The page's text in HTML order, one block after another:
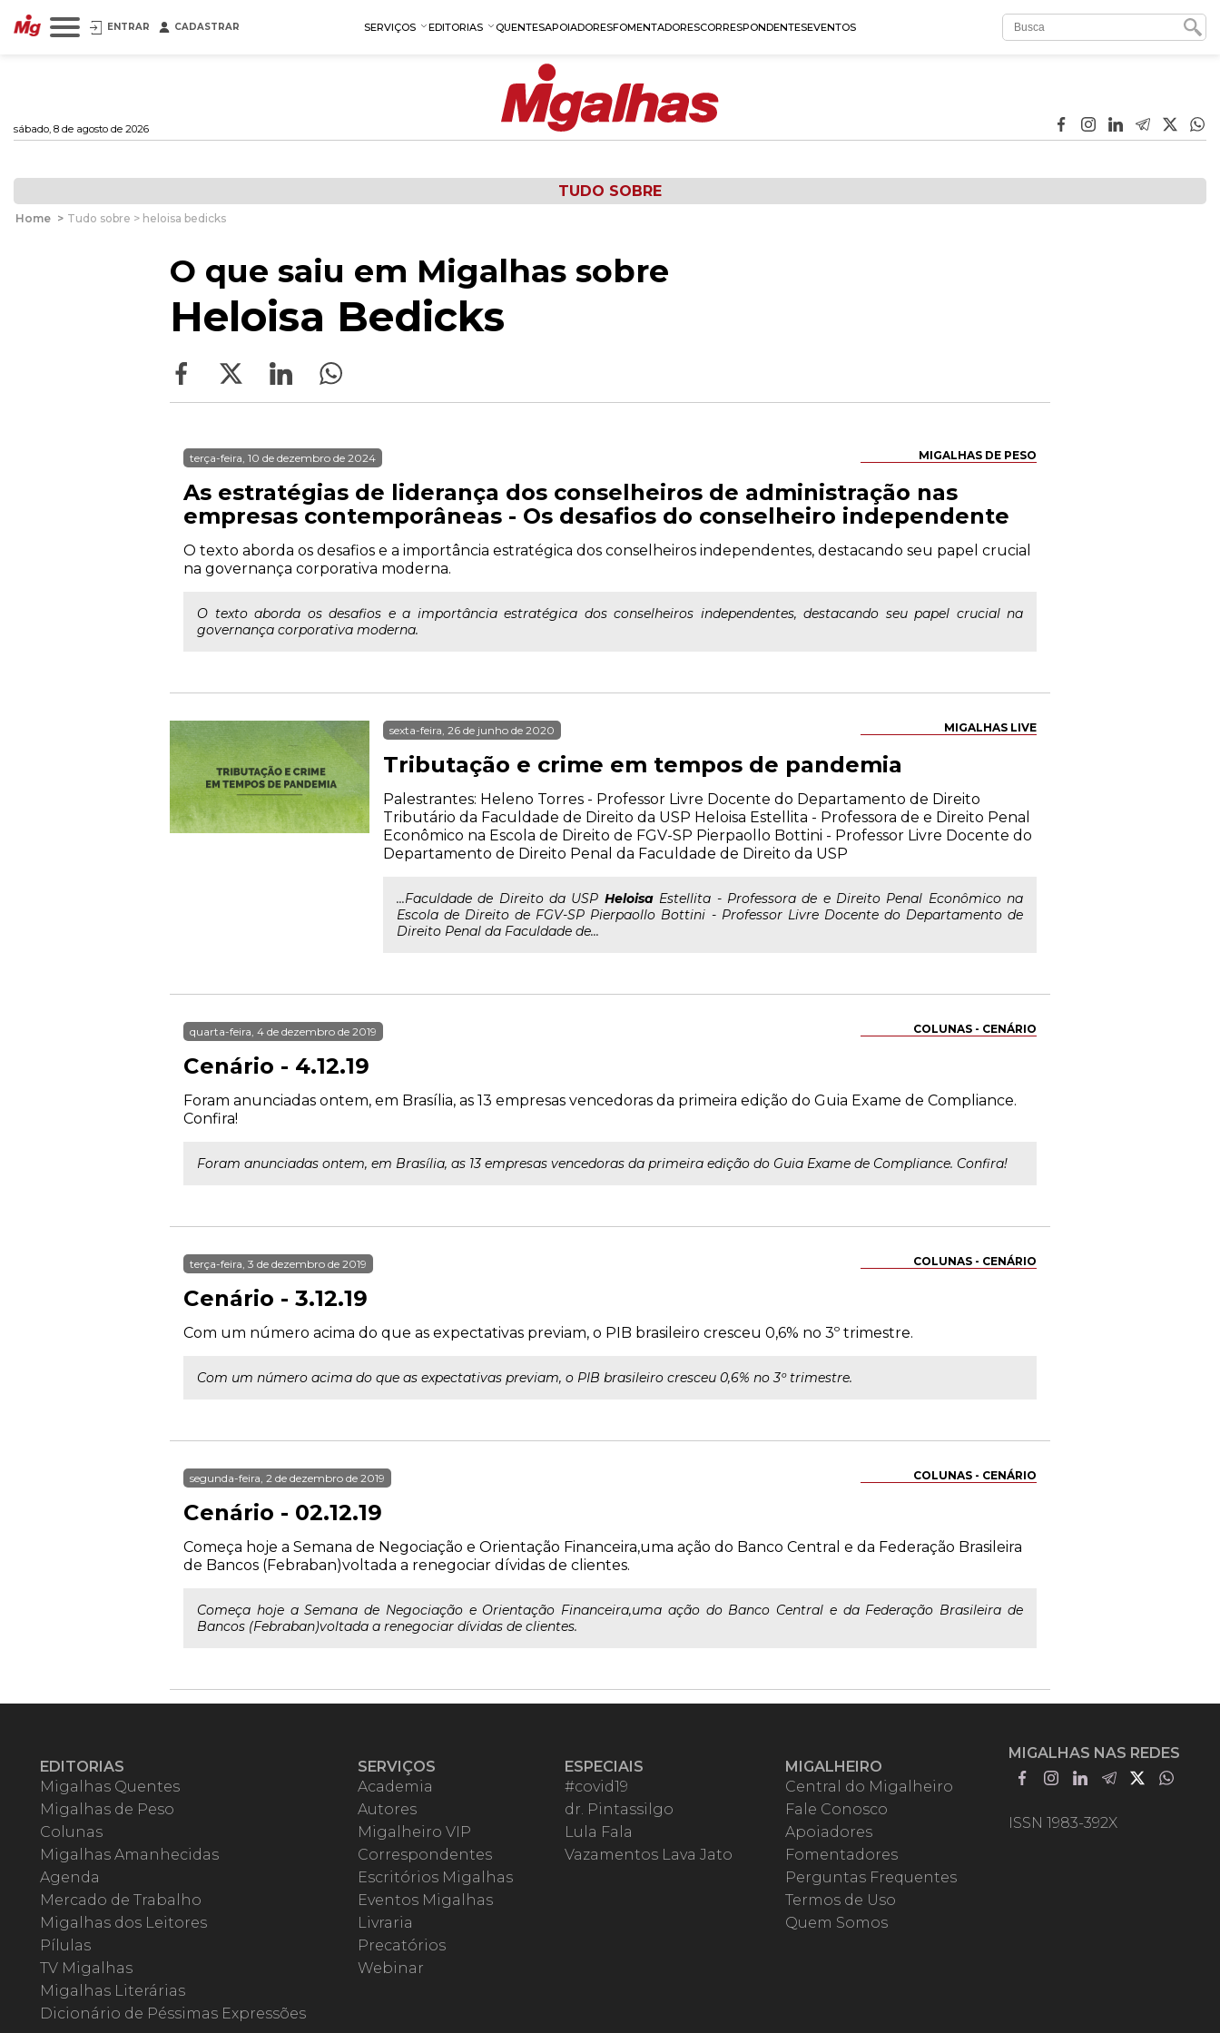
ENTRAR CADASTRAR SERVIÇOS EDITORIAS QUENTESAPOIADORESFOMENTADORESCORRESPONDENTESEVENTOS
sábado, 8 de agosto de 2026
TUDO SOBRE
Home > Tudo sobre > heloisa bedicks
O que saiu em Migalhas sobre
Heloisa Bedicks
MIGALHAS DE PESO
terça-feira, 10 de dezembro de 2024
As estratégias de liderança dos conselheiros de administração nas
empresas contemporâneas - Os desafios do conselheiro independente
O texto aborda os desafios e a importância estratégica dos conselheiros independentes, destacando seu papel crucial
na governança corporativa moderna.
O texto aborda os desafios e a importância estratégica dos conselheiros independentes, destacando seu papel crucial na
governança corporativa moderna.
MIGALHAS LIVE
sexta-feira, 26 de junho de 2020
Tributação e crime em tempos de pandemia
Palestrantes: Heleno Torres - Professor Livre Docente do Departamento de Direito
Tributário da Faculdade de Direito da USP Heloisa Estellita - Professora de e Direito Penal
Econômico na Escola de Direito de FGV-SP Pierpaollo Bottini - Professor Livre Docente do
Departamento de Direito Penal da Faculdade de Direito da USP
...Faculdade de Direito da USP HeloisaEstellita - Professora de e Direito Penal Econômico na
Escola de Direito de FGV-SP Pierpaollo Bottini - Professor Livre Docente do Departamento de
Direito Penal da Faculdade de...
COLUNAS - CENÁRIO
quarta-feira, 4 de dezembro de 2019
Cenário - 4.12.19
Foram anunciadas ontem, em Brasília, as 13 empresas vencedoras da primeira edição do Guia Exame de Compliance.
Confira!
Foram anunciadas ontem, em Brasília, as 13 empresas vencedoras da primeira edição do Guia Exame de Compliance. Confira!
COLUNAS - CENÁRIO
terça-feira, 3 de dezembro de 2019
Cenário - 3.12.19
Com um número acima do que as expectativas previam, o PIB brasileiro cresceu 0,6% no 3º trimestre.
Com um número acima do que as expectativas previam, o PIB brasileiro cresceu 0,6% no 3º trimestre.
COLUNAS - CENÁRIO
segunda-feira, 2 de dezembro de 2019
Cenário - 02.12.19
Começa hoje a Semana de Negociação e Orientação Financeira,uma ação do Banco Central e da Federação Brasileira
de Bancos (Febraban)voltada a renegociar dívidas de clientes.
Começa hoje a Semana de Negociação e Orientação Financeira,uma ação do Banco Central e da Federação Brasileira de
Bancos (Febraban)voltada a renegociar dívidas de clientes.
EDITORIAS
Migalhas Quentes
Migalhas de Peso
Colunas
Migalhas Amanhecidas
Agenda
Mercado de Trabalho
Migalhas dos Leitores
Pílulas
TV Migalhas
Migalhas Literárias
Dicionário de Péssimas Expressões
SERVIÇOS
Academia
Autores
Migalheiro VIP
Correspondentes
Escritórios Migalhas
Eventos Migalhas
Livraria
Precatórios
Webinar
ESPECIAIS
#covid19
dr. Pintassilgo
Lula Fala
Vazamentos Lava Jato
MIGALHEIRO
Central do Migalheiro
Fale Conosco
Apoiadores
Fomentadores
Perguntas Frequentes
Termos de Uso
Quem Somos
MIGALHAS NAS REDES
ISSN 1983-392X